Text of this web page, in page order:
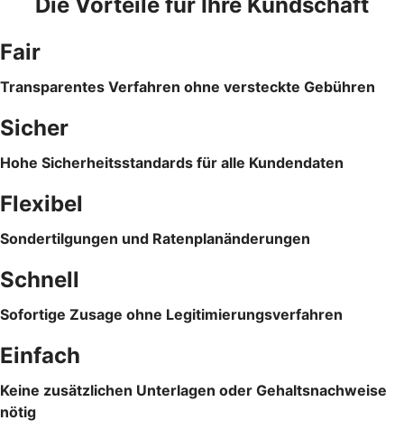
Fair
Transparentes Verfahren ohne versteckte Gebühren
Sicher
Hohe Sicherheitsstandards für alle Kundendaten
Flexibel
Sondertilgungen und Ratenplanänderungen
Schnell
Sofortige Zusage ohne Legitimierungsverfahren
Einfach
Keine zusätzlichen Unterlagen oder Gehaltsnachweise
nötig